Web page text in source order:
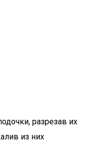
разрезав их
из них